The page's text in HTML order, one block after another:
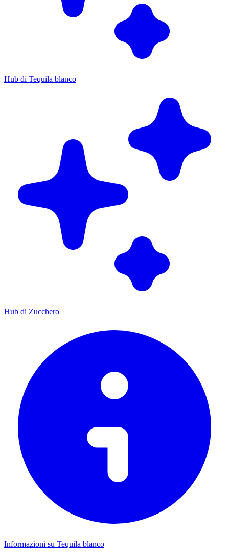
Hub di Tequila blanco
Hub di Zucchero
Informazioni su Tequila blanco